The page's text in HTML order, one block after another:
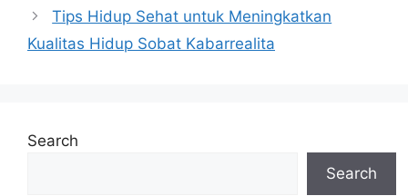
Tips Hidup Sehat untuk Meningkatkan
Kualitas Hidup Sobat Kabarrealita
Search
Search